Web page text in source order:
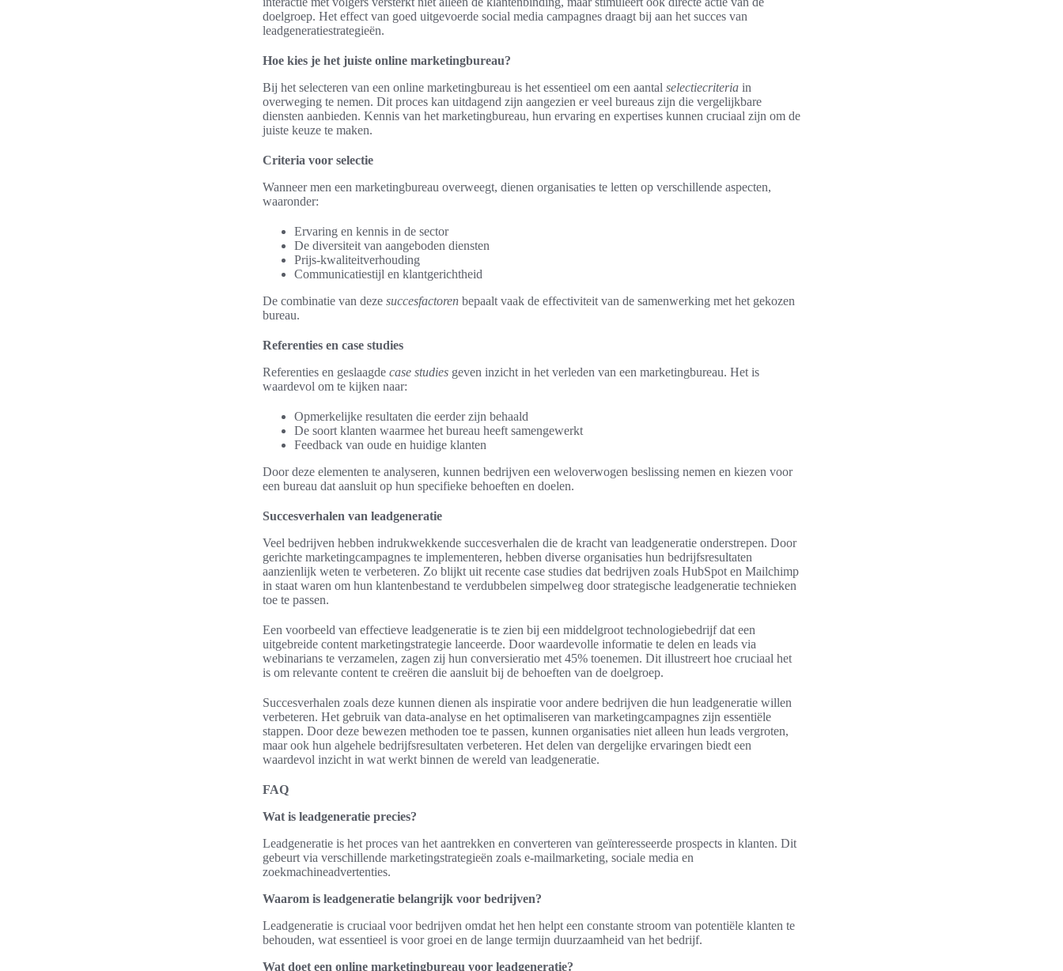
doelgroep. Het effect van goed uitgevoerde social media campagnes draagt bij aan het succes van
leadgeneratiestrategieën.
Hoe kies je het juiste online marketingbureau?
Bij het selecteren van een online marketingbureau is het essentieel om een aantal selectiecriteria in
overweging te nemen. Dit proces kan uitdagend zijn aangezien er veel bureaus zijn die vergelijkbare
diensten aanbieden. Kennis van het marketingbureau, hun ervaring en expertises kunnen cruciaal zijn om de
juiste keuze te maken.
Criteria voor selectie
Wanneer men een marketingbureau overweegt, dienen organisaties te letten op verschillende aspecten,
waaronder:
Ervaring en kennis in de sector
De diversiteit van aangeboden diensten
Prijs-kwaliteitverhouding
Communicatiestijl en klantgerichtheid
De combinatie van deze succesfactoren bepaalt vaak de effectiviteit van de samenwerking met het gekozen
bureau.
Referenties en case studies
Referenties en geslaagde case studies geven inzicht in het verleden van een marketingbureau. Het is
waardevol om te kijken naar:
Opmerkelijke resultaten die eerder zijn behaald
De soort klanten waarmee het bureau heeft samengewerkt
Feedback van oude en huidige klanten
Door deze elementen te analyseren, kunnen bedrijven een weloverwogen beslissing nemen en kiezen voor
een bureau dat aansluit op hun specifieke behoeften en doelen.
Succesverhalen van leadgeneratie
Veel bedrijven hebben indrukwekkende succesverhalen die de kracht van leadgeneratie onderstrepen. Door
gerichte marketingcampagnes te implementeren, hebben diverse organisaties hun bedrijfsresultaten
aanzienlijk weten te verbeteren. Zo blijkt uit recente case studies dat bedrijven zoals HubSpot en Mailchimp
in staat waren om hun klantenbestand te verdubbelen simpelweg door strategische leadgeneratie technieken
toe te passen.
Een voorbeeld van effectieve leadgeneratie is te zien bij een middelgroot technologiebedrijf dat een
uitgebreide content marketingstrategie lanceerde. Door waardevolle informatie te delen en leads via
webinarians te verzamelen, zagen zij hun conversieratio met 45% toenemen. Dit illustreert hoe cruciaal het
is om relevante content te creëren die aansluit bij de behoeften van de doelgroep.
Succesverhalen zoals deze kunnen dienen als inspiratie voor andere bedrijven die hun leadgeneratie willen
verbeteren. Het gebruik van data-analyse en het optimaliseren van marketingcampagnes zijn essentiële
stappen. Door deze bewezen methoden toe te passen, kunnen organisaties niet alleen hun leads vergroten,
maar ook hun algehele bedrijfsresultaten verbeteren. Het delen van dergelijke ervaringen biedt een
waardevol inzicht in wat werkt binnen de wereld van leadgeneratie.
FAQ
Wat is leadgeneratie precies?
Leadgeneratie is het proces van het aantrekken en converteren van geïnteresseerde prospects in klanten. Dit
gebeurt via verschillende marketingstrategieën zoals e-mailmarketing, sociale media en
zoekmachineadvertenties.
Waarom is leadgeneratie belangrijk voor bedrijven?
Leadgeneratie is cruciaal voor bedrijven omdat het hen helpt een constante stroom van potentiële klanten te
behouden, wat essentieel is voor groei en de lange termijn duurzaamheid van het bedrijf.
Wat doet een online marketingbureau voor leadgeneratie?